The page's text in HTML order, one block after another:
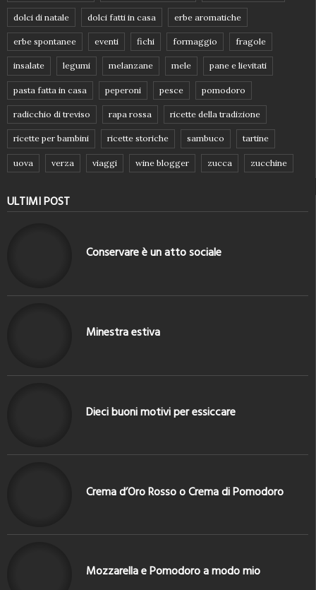
dolci di natale dolci fatti in casa erbe aromatiche
erbe spontanee eventi fichi formaggio fragole
insalate legumi melanzane mele pane e lievitati
pasta fatta in casa peperoni pesce pomodoro
radicchio di treviso rapa rossa ricette della tradizione
ricette per bambini ricette storiche sambuco tartine
uova verza viaggi wine blogger zucca zucchine
ULTIMI POST
Conservare è un atto sociale
Minestra estiva
Dieci buoni motivi per essiccare
Crema d’Oro Rosso o Crema di Pomodoro
Mozzarella e Pomodoro a modo mio